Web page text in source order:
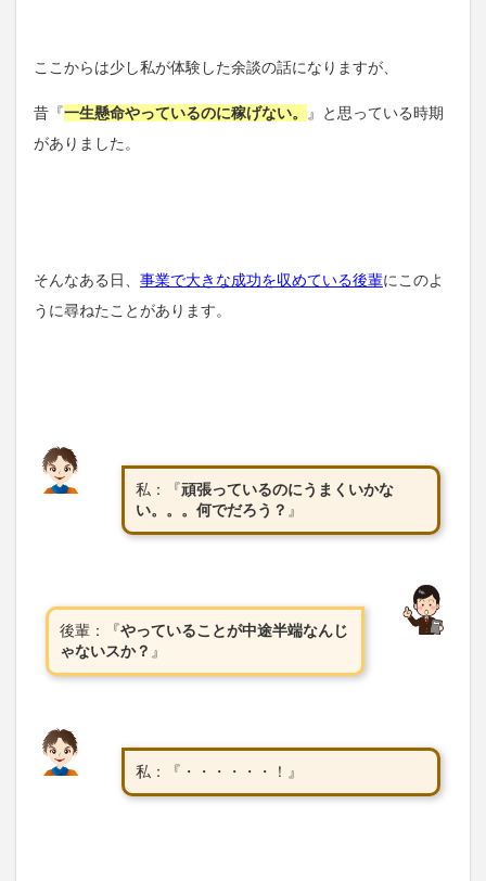
ここからは少し私が体験した余談の話になりますが、
昔『一生懸命やっているのに稼げない。
』と思っている時期
がありました。
そんなある日、 事業で大きな成功を収めている後輩にこのよ
うに尋ねたことがあります。
私：『頑張っているのにうまくいかな
い。。。何でだろう？ 』
後輩：『やっていることが中途半端なんじ
ゃないスか？ 』
私：『・・・・・・！』